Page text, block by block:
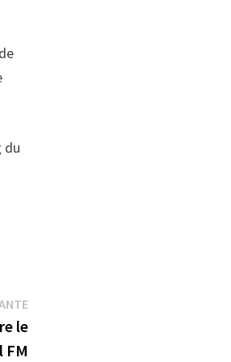
du
Publication
suivante :
le
FM